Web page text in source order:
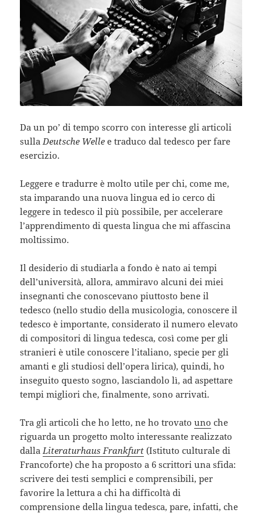
Da un po’ di tempo scorro con interesse gli articoli
sulla Deutsche Welle e traduco dal tedesco per fare
esercizio.
Leggere e tradurre è molto utile per chi, come me,
sta imparando una nuova lingua ed io cerco di
leggere in tedesco il più possibile, per accelerare
l’apprendimento di questa lingua che mi affascina
moltissimo.
Il desiderio di studiarla a fondo è nato ai tempi
dell’università, allora, ammiravo alcuni dei miei
insegnanti che conoscevano piuttosto bene il
tedesco (nello studio della musicologia, conoscere il
tedesco è importante, considerato il numero elevato
di compositori di lingua tedesca, così come per gli
stranieri è utile conoscere l’italiano, specie per gli
amanti e gli studiosi dell’opera lirica), quindi, ho
inseguito questo sogno, lasciandolo lì, ad aspettare
tempi migliori che, finalmente, sono arrivati.
Tra gli articoli che ho letto, ne ho trovatouno che
riguarda un progetto molto interessante realizzato
dalla Literaturhaus Frankfurt (Istituto culturale di
Francoforte) che ha proposto a 6 scrittori una sfida:
scrivere dei testi semplici e comprensibili, per
favorire la lettura a chi ha difficoltà di
comprensione della lingua tedesca, pare, infatti, che